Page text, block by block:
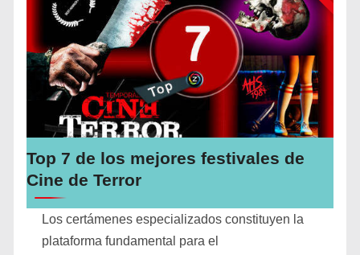
Top 7 de los mejores festivales de
Cine de Terror
Los certámenes especializados constituyen la
plataforma fundamental para el